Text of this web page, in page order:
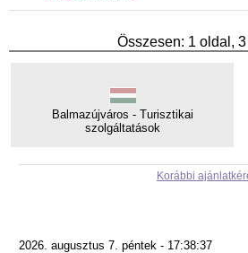
Összesen: 1 oldal,
Balmazújváros - Turisztikai
szolgáltatások
Korábbi
2026. augusztus 7. péntek - 17:38:37